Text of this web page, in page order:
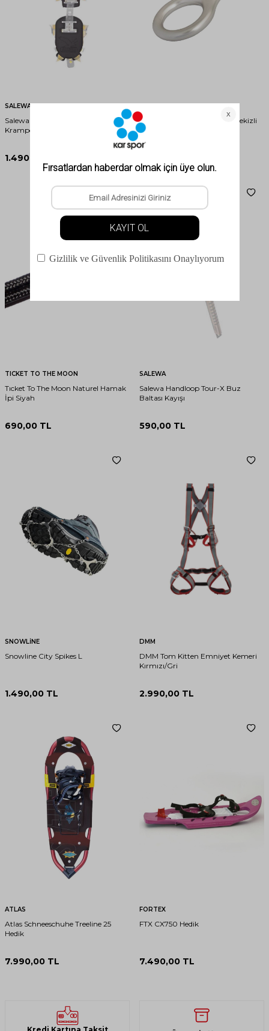
SALEWA
Salewa Anti Snow Plate Basic
Krampon
1.490,00
DMM
DMM Figure of Eight Klasik Sekizli
İniş Aleti
TICKET TO THE MOON
Tıcket To The Moon Naturel Hamak
İpi Siyah
690,00 TL
SALEWA
Salewa Handloop Tour-X Buz
Baltası Kayışı
590,00 TL
SNOWLİNE
Snowline City Spikes L
1.490,00 TL
DMM
DMM Tom Kitten Emniyet Kemeri
Kırmızı/Gri
2.990,00 TL
ATLAS
Atlas Schneeschuhe Treeline 25
Hedik
7.990,00 TL
FORTEX
FTX CX750 Hedik
7.490,00 TL